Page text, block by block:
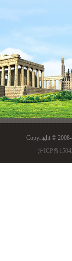
Copyright ©
沪ICP备